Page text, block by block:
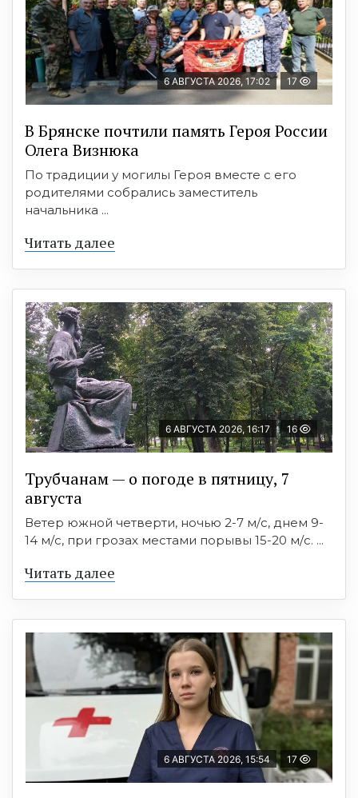
6 АВГУСТА 2026, 17:02 17
В Брянске почтили память Героя России
Олега Визнюка
По традиции у могилы Героя вместе с его
родителями собрались заместитель
начальника ...
Читать далее
6 АВГУСТА 2026, 16:17 16
Трубчанам — о погоде в пятницу, 7
августа
Ветер южной четверти, ночью 2-7 м/с, днем 9-
14 м/с, при грозах местами порывы 15-20 м/с. ...
Читать далее
6 АВГУСТА 2026, 15:54 17